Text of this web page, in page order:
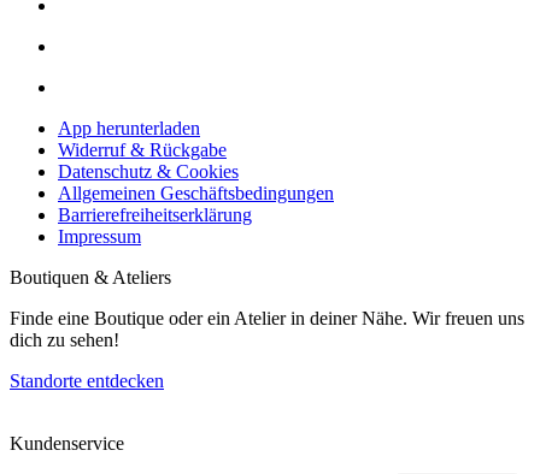
App herunterladen
Widerruf & Rückgabe
Datenschutz & Cookies
Allgemeinen Geschäftsbedingungen
Barrierefreiheitserklärung
Impressum
Boutiquen & Ateliers
Finde eine Boutique oder ein Atelier in deiner Nähe. Wir freuen uns
dich zu sehen!
Standorte entdecken
Kundenservice